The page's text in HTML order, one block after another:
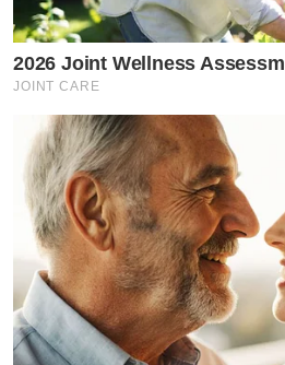
2026 Joint Wellness
JOINT CARE